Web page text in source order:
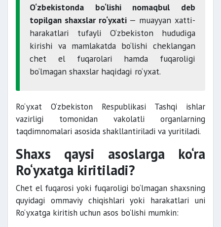
O‘zbekistonda bo‘lishi nomaqbul deb
topilgan shaxslar ro‘yxati— muayyan xatti-
harakatlari tufayli O‘zbekiston hududiga
kirishi va mamlakatda bo‘lishi cheklangan
chet el fuqarolari hamda fuqaroligi
bo‘lmagan shaxslar haqidagi ro‘yxat.
Ro‘yxat O‘zbekiston Respublikasi Tashqi ishlar
vazirligi tomonidan vakolatli organlarning
taqdimnomalari asosida shakllantiriladi va yuritiladi.
Shaxs qaysi asoslarga ko‘ra
Ro‘yxatga kiritiladi?
Chet el fuqarosi yoki fuqaroligi bo‘lmagan shaxsning
quyidagi ommaviy chiqishlari yoki harakatlari uni
Ro‘yxatga kiritish uchun asos bo‘lishi mumkin: